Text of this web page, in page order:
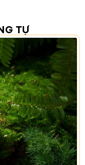
giúp:
.
hồi
cho da.
ứngtừ môi
sáng và tự tin.
TỰ